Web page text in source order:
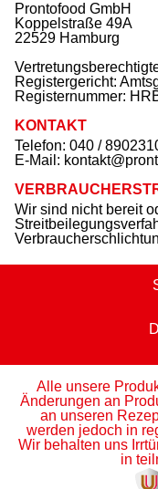
Prontofood GmbH
Koppelstraße 49A
22529 Hamburg
Registergericht:
Registernummer:
KONTAKT
Telefon: 040 /
E-Mail:
Wir sind nicht bereit
Navigation
Alle unsere
Änderungen an
an unseren
werden jedoch in
Wir behalten uns
in